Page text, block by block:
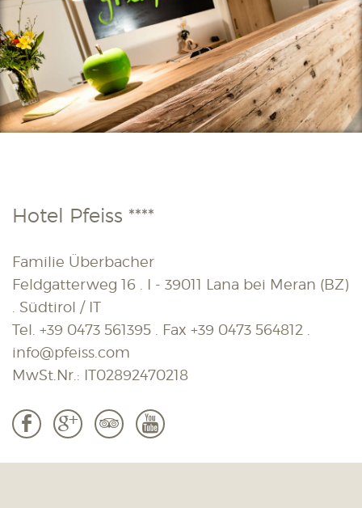
Hotel Pfeiss ****
Familie Überbacher
Feldgatterweg 16 . I - 39011 Lana bei Meran (BZ)
. Südtirol / IT
Tel. +39 0473 561395 . Fax +39 0473 564812
info@pfeiss.com
MwSt.Nr.: IT02892470218
b c 3 r